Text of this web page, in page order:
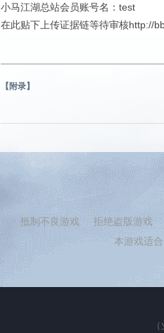
小马江湖总站会员账号名：test
在此贴下上传证据链等待审核http://
【附录】
抵制不良游戏
拒绝盗版游戏
本游戏适